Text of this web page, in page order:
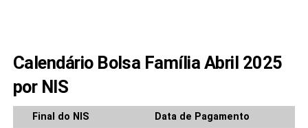
Calendário Bolsa Família Abril 2025
por NIS
Final do NIS
Data de Pagamento